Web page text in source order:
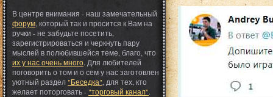
В центре внимания - наш замечательный
форум , который так и просится к Вам на
ручки - не забудьте посетить,
зарегистрироваться и черкнуть пару
мыслей в полюбившейся теме, благо, что
их у нас очень много. Для любителей
поговорить о том и о сем у нас заготовлен
уютный раздел "Беседка" , для тех, кто
желает поторговать - "торговый канал".